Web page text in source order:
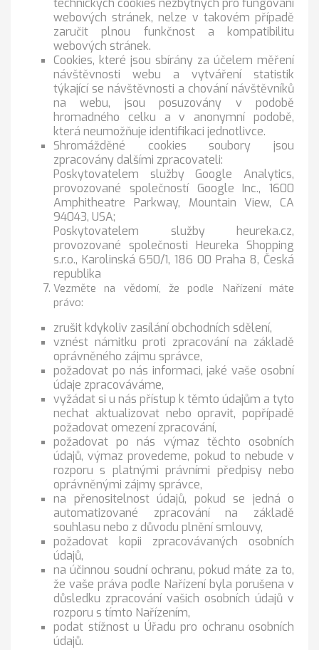
technických cookies nezbytných pro fungování
webových stránek, nelze v takovém případě
zaručit plnou funkčnost a kompatibilitu
webových stránek.
Cookies, které jsou sbírány za účelem měření
návštěvnosti webu a vytváření statistik
týkající se návštěvnosti a chování návštěvníků
na webu, jsou posuzovány v podobě
hromadného celku a v anonymní podobě,
která neumožňuje identifikaci jednotlivce.
Shromážděné cookies soubory jsou
zpracovány dalšími zpracovateli:
Poskytovatelem služby Google Analytics,
provozované společností Google Inc., 1600
Amphitheatre Parkway, Mountain View, CA
94043, USA;
Poskytovatelem služby heureka.cz,
provozované společnosti Heureka Shopping
s.r.o., Karolinská 650/1, 186 00 Praha 8, Česká
republika
Vezměte na vědomí, že podle Nařízení máte
právo:
zrušit kdykoliv zasílání obchodních sdělení,
vznést námitku proti zpracování na základě
oprávněného zájmu správce,
požadovat po nás informaci, jaké vaše osobní
údaje zpracováváme,
vyžádat si u nás přístup k těmto údajům a tyto
nechat aktualizovat nebo opravit, popřípadě
požadovat omezení zpracování,
požadovat po nás výmaz těchto osobních
údajů, výmaz provedeme, pokud to nebude v
rozporu s platnými právními předpisy nebo
oprávněnými zájmy správce,
na přenositelnost údajů, pokud se jedná o
automatizované zpracování na základě
souhlasu nebo z důvodu plnění smlouvy,
požadovat kopii zpracovávaných osobních
údajů,
na účinnou soudní ochranu, pokud máte za to,
že vaše práva podle Nařízení byla porušena v
důsledku zpracování vašich osobních údajů v
rozporu s tímto Nařízením,
podat stížnost u Úřadu pro ochranu osobních
údajů.